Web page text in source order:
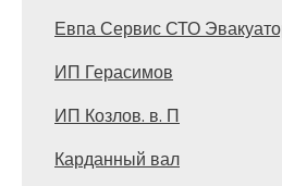
Евпа Сервис СТО
ИП Герасимов
ИП Козлов. в. П
Карданный вал